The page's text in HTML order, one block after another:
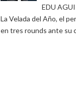
EDU
La Velada del Año, el
en tres rounds ante su